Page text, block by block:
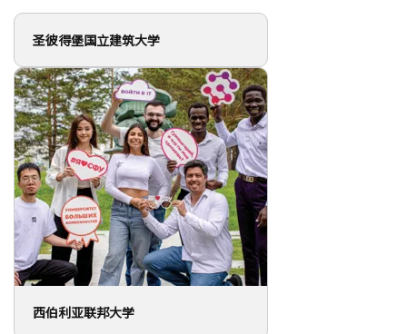
圣彼得堡国立建筑大学
西伯利亚联邦大学